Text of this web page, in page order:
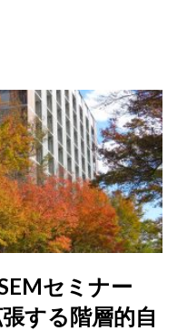
セミナー
する階層的自